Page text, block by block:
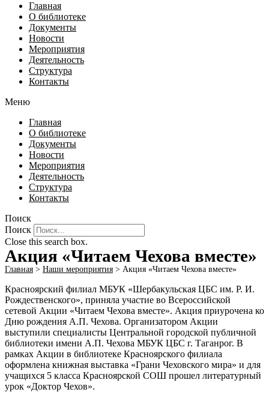
Главная
О библиотеке
Документы
Новости
Мероприятия
Деятельность
Структура
Контакты
Меню
Главная
О библиотеке
Документы
Новости
Мероприятия
Деятельность
Структура
Контакты
Поиск
Поиск
Close this search box.
Акция «Читаем Чехова вместе»
Главная > Наши мероприятия > Акция «Читаем Чехова вместе»
Красноярский филиал МБУК «Шербакульская ЦБС им. Р. И.
Рождественского», приняла участие во Всероссийской
сетевой Акции «Читаем Чехова вместе». Акция приурочена ко
Дню рождения А.П. Чехова. Организатором Акции
выступили специалисты Центральной городской публичной
библиотеки имени А.П. Чехова МБУК ЦБС г. Таганрог. В
рамках Акции в библиотеке Красноярского филиала
оформлена книжная выставка «Грани Чеховского мира» и для
учащихся 5 класса Красноярской СОШ прошел литературный
урок «Доктор Чехов».